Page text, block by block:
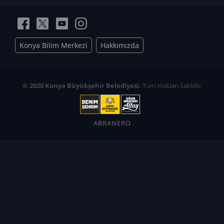
Konya Bilim Merkezi Hakkımızda
© 2020 Konya Büyükşehir Belediyesi. Tüm Hakları Saklıdır
ABRANERO